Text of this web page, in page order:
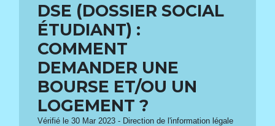
DSE (DOSSIER SOCIAL
ÉTUDIANT) :
COMMENT
DEMANDER UNE
BOURSE ET/OU UN
LOGEMENT ?
Vérifié le 30 Mar 2023 - Direction de l'information légale